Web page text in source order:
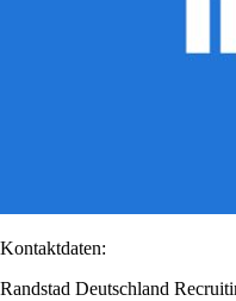
Kontaktdaten:
Randstad Deutschland